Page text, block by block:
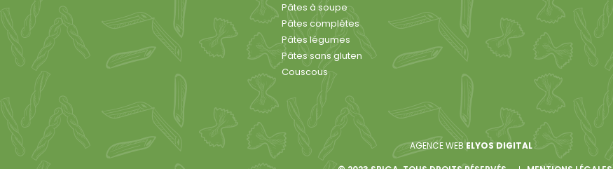
Pâtes à soupe
Pâtes complètes
Pâtes légumes
Pâtes sans gluten
Couscous
AGENCE WEBELYOS DIGITAL